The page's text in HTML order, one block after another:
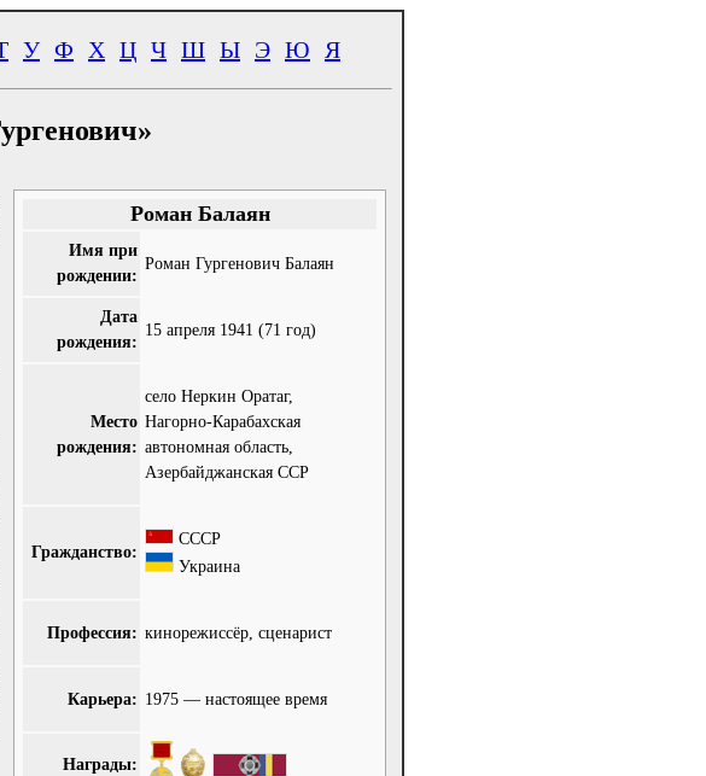
У Ф Х Ц Ч Ш Ы Э Ю Я
Роман Балаян
Имя при
рождении:
Роман Гургенович Балаян
Дата
рождения:
15 апреля 1941 (71 год)
Место
рождения:
село Неркин Оратаг,
Нагорно-Карабахская
автономная область,
Азербайджанская ССР
Гражданство:
СССР
Украина
Профессия: кинорежиссёр, сценарист
Карьера: 1975 — настоящее время
Награды: